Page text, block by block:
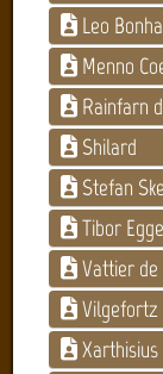
Leo
Menno
Rainfarn
Shilard
Stefan
Tibor
Vattier de
Vilgefortz
Xarthisius